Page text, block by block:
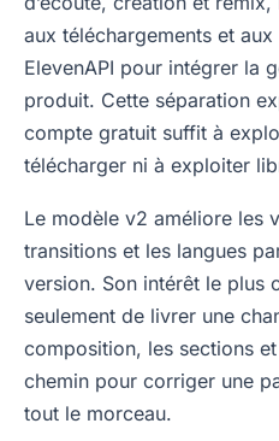
aux téléchargements et
ElevenAPI pour intégrer la
produit. Cette séparation
compte gratuit suffit à
télécharger ni à exploiter
Le modèle v2 améliore les
transitions et les langues
version. Son intérêt le plus
seulement de livrer une
composition, les sections
chemin pour corriger une
tout le morceau.